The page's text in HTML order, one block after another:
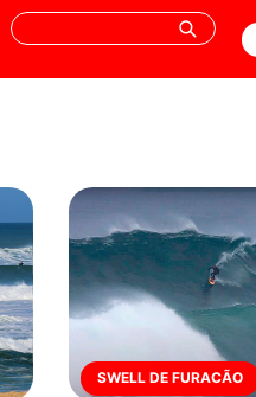
SWELL DE FURACÃO